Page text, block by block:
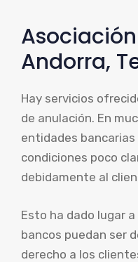
Andorra,
Hay servicios
de anulación. En
entidades
condiciones poco
debidamente al
Esto ha dado lugar
bancos puedan ser
derecho a los